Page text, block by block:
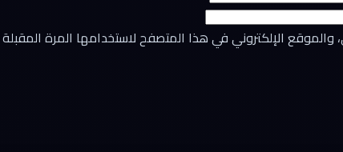
والموقع الإلكتروني في هذا المتصفح لاستخدامها المرة